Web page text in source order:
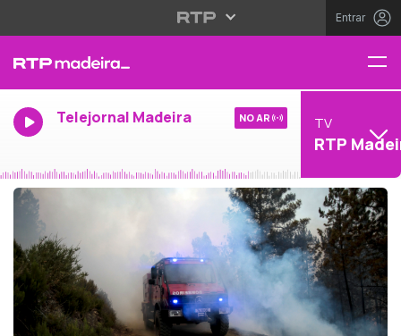
Entrar
Telejornal Madeira NO AR TV
RTP